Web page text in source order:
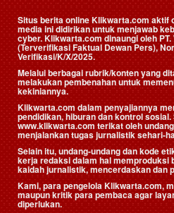
Situs berita online Klikwarta.com aktif
media ini didirikan untuk menjawab
cyber. Klikwarta.com dinaungi oleh
(Terverifikasi Faktual Dewan Pers),
Verifikasi/K/X/2025.
Melalui berbagai rubrik/konten yang
melakukan pembenahan untuk
kekiniannya.
Klikwarta.com dalam penyajiannya
pendidikan, hiburan dan kontrol
www.klikwarta.com terikat oleh
menjalankan tugas jurnalistik sehari-
Selain itu, undang-undang dan kode
kerja redaksi dalam hal memproduksi
kaidah jurnalistik, mencerdaskan dan
Kami, para pengelola Klikwarta.com,
maupun kritik para pembaca agar
diperlukan.